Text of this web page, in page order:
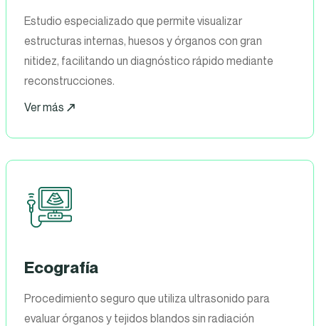
Estudio especializado que permite visualizar
estructuras internas, huesos y órganos con gran
nitidez, facilitando un diagnóstico rápido mediante
reconstrucciones.
Ver más
Ecografía
Procedimiento seguro que utiliza ultrasonido para
evaluar órganos y tejidos blandos sin radiación